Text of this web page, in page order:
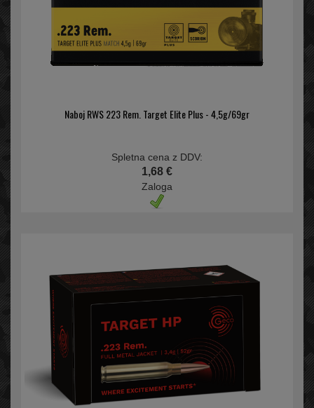
Naboj RWS 223 Rem. Target Elite Plus - 4,5g/69gr
Spletna cena z DDV:
1,68 €
Zaloga